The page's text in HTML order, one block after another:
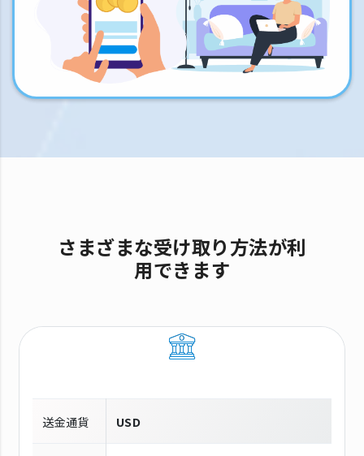
さまざまな受け取り方法が利
用できます
送金通貨 USD